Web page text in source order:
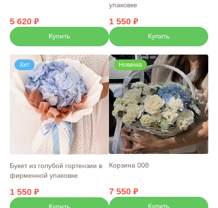
5 620
Купить
упаковке
1 550
Купить
Хит
Букет из голубой гортензии в
фирменной упаковке
1 550
Купить
Новинка
Корзина 008
7 550
Купить